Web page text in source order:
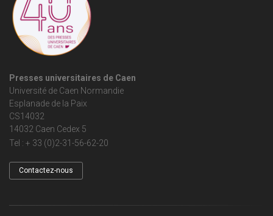
Presses universitaires de Caen
Université de Caen Normandie
Esplanade de la Paix
CS14032
14032 Caen Cedex 5
Tel : + 33 (0)2-31-56-62-20
Contactez-nous